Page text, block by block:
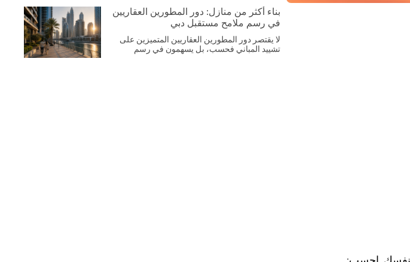
بناء أكثر من منازل: دور المطورين العقاريين
في رسم ملامح مستقبل دبي
لا يقتصر دور المطورين العقاريين المتميزين على
تشييد المباني فحسب، بل يسهمون في رسم